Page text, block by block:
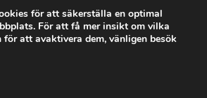
för att säkerställa en optimal
För att få mer insikt om vilka
att avaktivera dem, vänligen besök